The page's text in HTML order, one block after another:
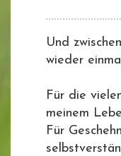
Und
wieder
Für die
meinem
Für